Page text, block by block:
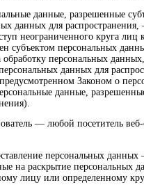
данные, разрешенные
данных для
неограниченного круга лиц
субъектом персональных
обработку персональных
данных для
Законом о
данные,
— любой посетитель веб-
персональных данных
на раскрытие персональных
лицу или определенному